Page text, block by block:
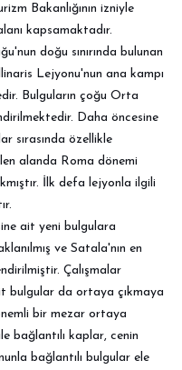
Bakanlığının izniyle
kapsamaktadır.
doğu sınırında bulunan
Lejyonu'nun ana kampı
Bulguların çoğu Orta
Daha öncesine
sırasında özellikle
alanda Roma dönemi
İlk defa lejyonla ilgili
ait yeni bulgulara
ve Satala'nın en
Çalışmalar
bulgular da ortaya çıkmaya
bir mezar ortaya
bağlantılı kaplar, cenin
bağlantılı bulgular ele